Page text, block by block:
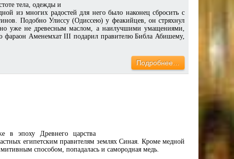
тела, одежды и
из многих радостей для него было наконец сбросить с
Подобно Улиссу (Одиссею) у феакийцев, он стряхнул
но уже не древесным маслом, а наилучшими умащениями,
фараон Аменемхат III подарил правителю Библа Абишему,
Подробнее…
в эпоху Древнего царства
египетским правителям землях Синая. Кроме медной
способом, попадалась и самородная медь.